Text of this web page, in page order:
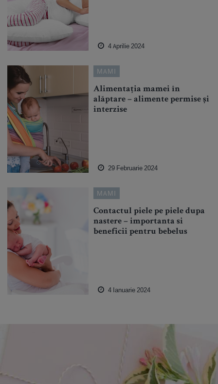
4 Aprilie 2024
MAMI
Alimentația mamei în
alăptare – alimente permise și
interzise
29 Februarie 2024
MAMI
Contactul piele pe piele dupa
nastere – importanta si
beneficii pentru bebelus
4 Ianuarie 2024